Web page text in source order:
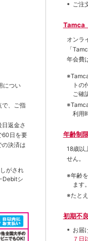
につい
で、ご指
返金さ
60日を要
決済は
がされ
Debitシ
ご注
Tamca
オンラ
「
年会費
トの
ご確
利用
年齢制
18歳以
せん。
※年齢
ます。
※たと
初期不
お届
７日